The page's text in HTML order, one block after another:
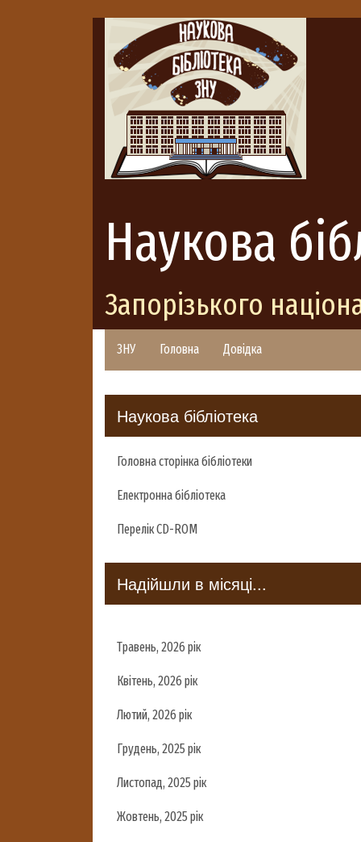
Наукова
Запорізького
ЗНУ Головна Довідка
Наукова бібліотека
Головна сторінка бібліотеки
Електронна бібліотека
Перелік CD-ROM
Надійшли в місяці...
Травень, 2026 рік
Квітень, 2026 рік
Лютий, 2026 рік
Грудень, 2025 рік
Листопад, 2025 рік
Жовтень, 2025 рік